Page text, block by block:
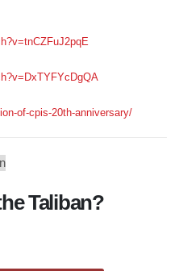
of-cpis-20th-anniversary/
Taliban?